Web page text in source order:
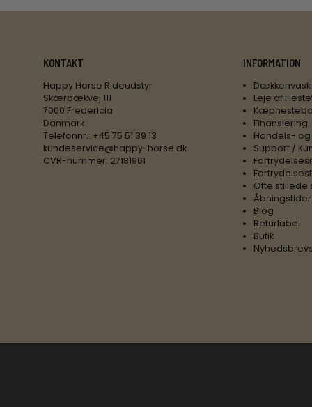
KONTAKT
Happy Horse Rideudstyr
Skærbækvej 111
7000 Fredericia
Danmark
Telefonnr.: +45 75 51 39 13
kundeservice@happy-horse.dk
CVR-nummer: 27181961
INFORMATION
Dækkenvask
Leje af
Finansiering
Handels-
Support /
Ofte stillede
Åbningstider
Blog
Returlabel
Butik